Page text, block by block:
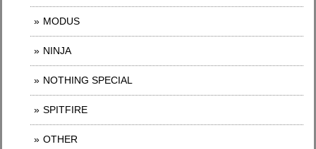
MODUS
NINJA
NOTHING SPECIAL
SPITFIRE
OTHER